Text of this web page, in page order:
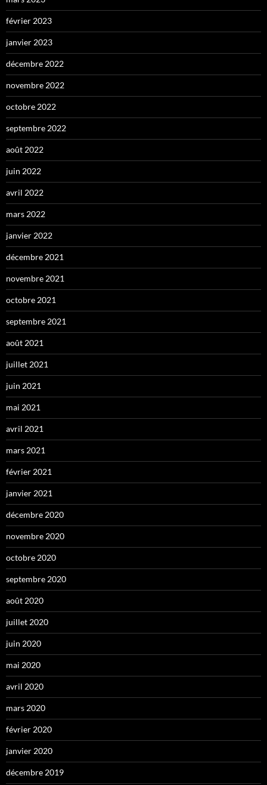
février 2023
janvier 2023
décembre 2022
novembre 2022
octobre 2022
septembre 2022
août 2022
juin 2022
avril 2022
mars 2022
janvier 2022
décembre 2021
novembre 2021
octobre 2021
septembre 2021
août 2021
juillet 2021
juin 2021
mai 2021
avril 2021
mars 2021
février 2021
janvier 2021
décembre 2020
novembre 2020
octobre 2020
septembre 2020
août 2020
juillet 2020
juin 2020
mai 2020
avril 2020
mars 2020
février 2020
janvier 2020
décembre 2019